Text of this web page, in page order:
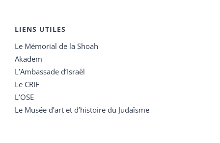
LIENS UTILES
Le Mémorial de la Shoah
Akadem
L’Ambassade d’Israël
Le CRIF
L’OSE
Le Musée d’art et d’histoire du Judaïsme